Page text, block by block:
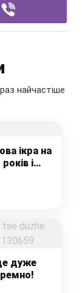
найчастіше
ікра на
і
дуже